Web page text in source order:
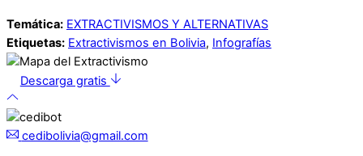
Temática: EXTRACTIVISMOS Y ALTERNATIVAS
Etiquetas: Extractivismos en Bolivia, Infografías
Descarga gratis
cedibolivia@gmail.com